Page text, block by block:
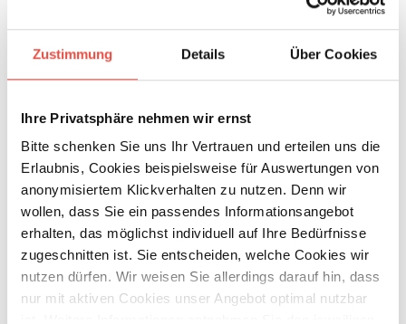
Zustimmung Details Über Cookies
Ihre Privatsphäre nehmen wir ernst
Bitte schenken Sie uns Ihr Vertrauen und erteilen uns die
Erlaubnis, Cookies beispielsweise für Auswertungen von
anonymisiertem Klickverhalten zu nutzen. Denn wir
wollen, dass Sie ein passendes Informationsangebot
erhalten, das möglichst individuell auf Ihre Bedürfnisse
zugeschnitten ist. Sie entscheiden, welche Cookies wir
nutzen dürfen. Wir weisen Sie allerdings darauf hin, dass
nur mit aktiven Cookies unser Angebot optimal nutzbar
Grundrissbeschreibung
Queensbett ab 3 Schlafplätze
Schlafplätze 3
Infrastruktur Küche, WC
Queensbett